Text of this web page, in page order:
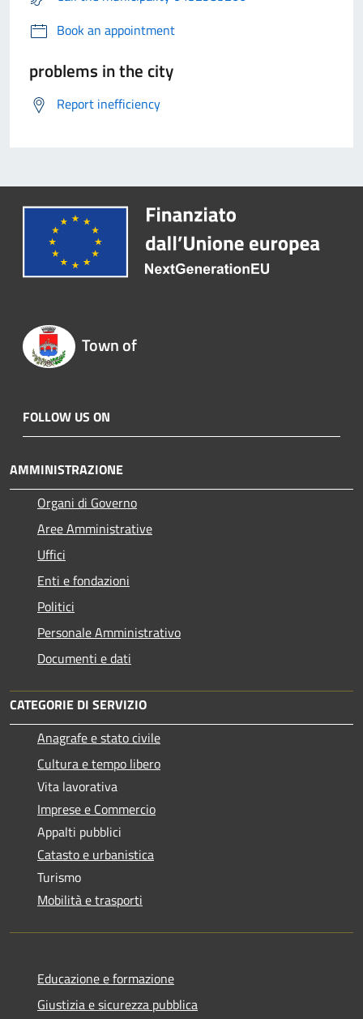
Book an appointment
problems in the city
Report inefficiency
Town of
FOLLOW US ON
AMMINISTRAZIONE
Organi di Governo
Aree Amministrative
Uffici
Enti e fondazioni
Politici
Personale Amministrativo
Documenti e dati
CATEGORIE DI SERVIZIO
Anagrafe e stato civile
Cultura e tempo libero
Vita lavorativa
Imprese e Commercio
Appalti pubblici
Catasto e urbanistica
Turismo
Mobilità e trasporti
Educazione e formazione
Giustizia e sicurezza pubblica